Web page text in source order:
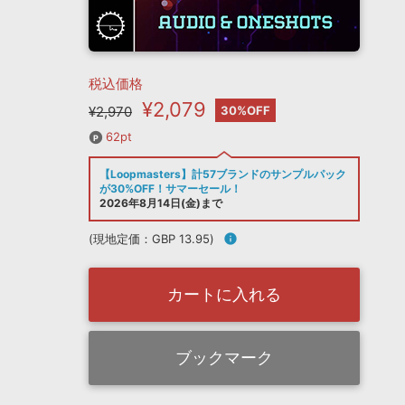
税込価格
¥2,970 ¥2,079
30%OFF
62pt
【Loopmasters】計57ブランドのサンプルパック
が30%OFF！サマーセール！
2026年8月14日(金)まで
(現地定価：GBP 13.95) info
カートに入れる
ブックマーク